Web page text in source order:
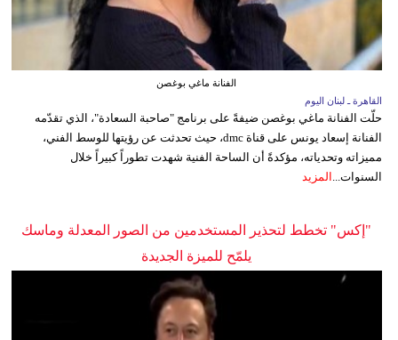
الفنانة ماغي بوغصن
القاهرة ـ لبنان اليوم
حلّت الفنانة ماغي بوغصن ضيفةً على برنامج "صاحبة السعادة"، الذي تقدّمه
الفنانة إسعاد يونس على قناة dmc، حيث تحدثت عن رؤيتها للوسط الفني،
مميزاته وتحدياته، مؤكدةً أن الساحة الفنية شهدت تطوراً كبيراً خلال
السنوات...
المزيد
"إكس" تخطط لتحذير المستخدمين من الصور المعدلة وماسك
يلمّح للميزة الجديدة